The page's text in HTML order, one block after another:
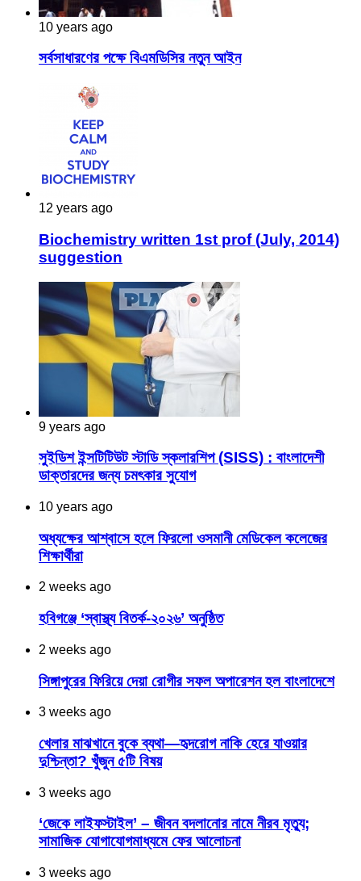
10 years ago
সর্বসাধারণের পক্ষে বিএমডিসির নতুন আইন
12 years ago
Biochemistry written 1st prof (July, 2014)
suggestion
9 years ago
সুইডিশ ইন্সটিটিউট স্টাডি স্কলারশিপ (SISS) : বাংলাদেশী
ডাক্তারদের জন্য চমৎকার সুযোগ
10 years ago
অধ্যক্ষের আশ্বাসে হলে ফিরলো ওসমানী মেডিকেল কলেজের
শিক্ষার্থীরা
2 weeks ago
হবিগঞ্জে ‘স্বাস্থ্য বিতর্ক-২০২৬’ অনুষ্ঠিত
2 weeks ago
সিঙ্গাপুরের ফিরিয়ে দেয়া রোগীর সফল অপারেশন হল বাংলাদেশে
3 weeks ago
খেলার মাঝখানে বুকে ব্যথা—হৃদরোগ নাকি হেরে যাওয়ার
দুশ্চিন্তা? খুঁজুন ৫টি বিষয়
3 weeks ago
‘জেকে লাইফস্টাইল’ – জীবন বদলানোর নামে নীরব মৃত্যু;
সামাজিক যোগাযোগমাধ্যমে ফের আলোচনা
3 weeks ago